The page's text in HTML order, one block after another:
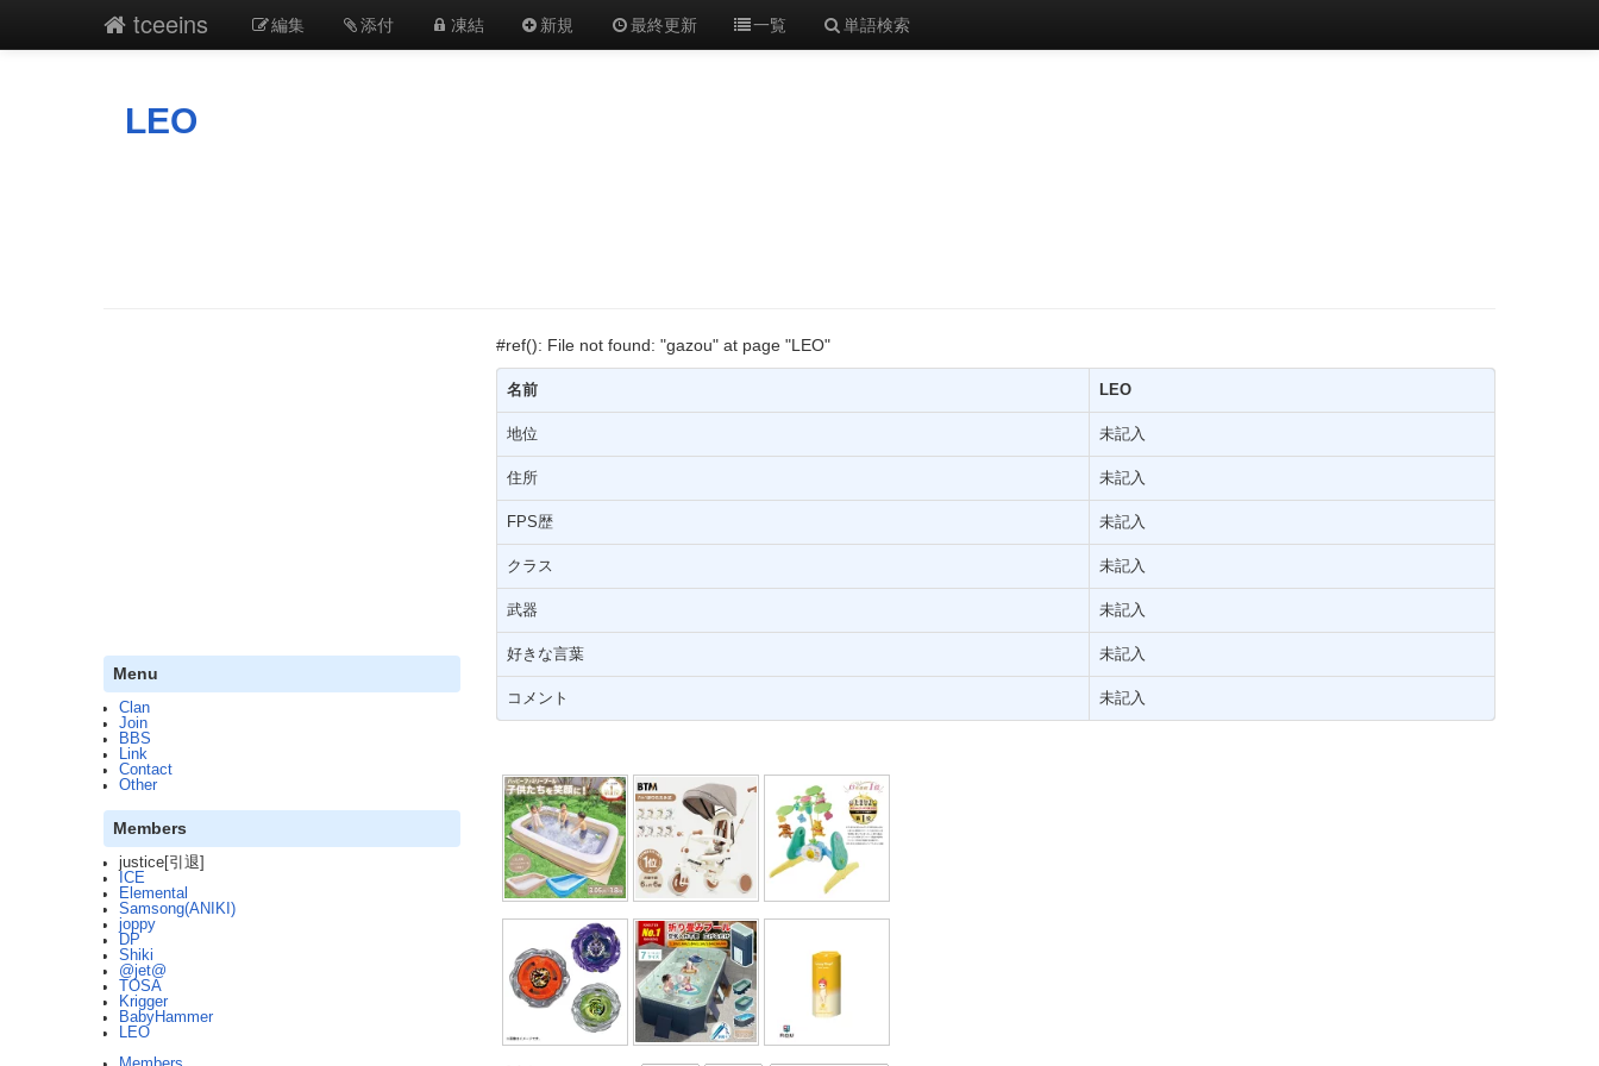
tceeins 編集 添付 凍結 新規 最終更新 一覧 単語検索
LEO
Menu
Clan
Join
BBS
Link
Contact
Other
Members
justice[引退]
ICE
Elemental
Samsong(ANIKI)
joppy
DP
Shiki
@jet@
TOSA
Krigger
BabyHammer
LEO
#ref(): File not found: "gazou" at page "LEO"
名前 LEO
地位 未記入
住所 未記入
FPS歴 未記入
クラス 未記入
武器 未記入
好きな言葉 未記入
コメント 未記入